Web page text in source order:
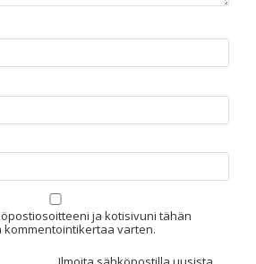
ja kotisivuni tähän
varten.